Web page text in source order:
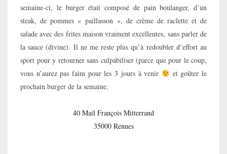
semaine-ci, le burger était composé de pain boulanger, d’un
steak, de pommes « paillasson », de crème de raclette et de
salade avec des frites maison vraiment excellentes, sans parler de
la sauce (divine). Il ne me reste plus qu’à redoubler d’effort au
sport pour y retourner sans culpabiliser (parce que pour le coup,
vous n’aurez pas faim pour les 3 jours à venir
et goûter le
prochain burger de la semaine.
40 Mail François Mitterrand
35000 Rennes